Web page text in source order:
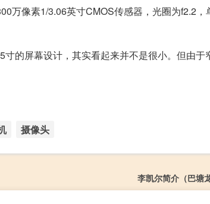
万像素1/3.06英寸CMOS传感器，光圈为f2.2，
的屏幕设计，其实看起来并不是很小。但由于
摄像头
李凯尔简介（巴塘